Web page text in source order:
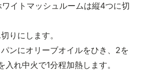
イトマッシュルームは縦4つに切
りにします。
ンにオリーブオイルをひき、2を
入れ中火で1分程加熱します。